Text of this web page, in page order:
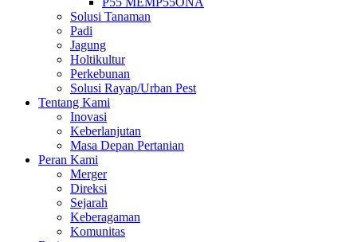
Solusi Tanaman
Padi
Jagung
Holtikultur
Perkebunan
Solusi Rayap/Urban Pest
Tentang Kami
Inovasi
Keberlanjutan
Masa Depan Pertanian
Peran Kami
Merger
Direksi
Sejarah
Keberagaman
Komunitas